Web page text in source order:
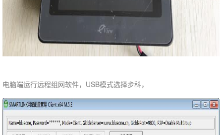
电脑端运行远程组网软件，USB模式选择步科，